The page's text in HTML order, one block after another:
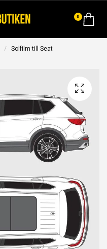
0
Solfilm till Seat